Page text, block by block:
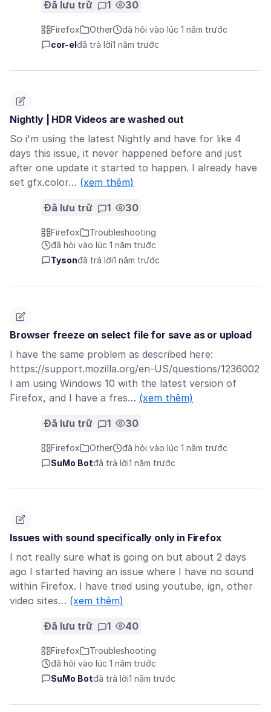
Đã lưu trữ 1 30
Firefox Other
đã hỏi vào lúc 1 năm trước
cor-el đã trả lời1 năm trước
Nightly | HDR Videos are washed out
So i'm using the latest Nightly and have for like 4
days this issue, it never happened before and just
after one update it started to happen. I already have
set gfx.color… (xem thêm)
Đã lưu trữ 1 30
Firefox
Troubleshooting
đã hỏi vào lúc 1 năm trước
Tysonđã trả lời1 năm trước
Browser freeze on select file for save as or upload
I have the same problem as described here:
https://support.mozilla.org/en-US/questions/1236002
I am using Windows 10 with the latest version of
Firefox, and I have a fres… (xem thêm)
Đã lưu trữ 1 30
Firefox Other
đã hỏi vào lúc 1 năm trước
SuMo Botđã trả lời1 năm trước
Issues with sound specifically only in Firefox
I not really sure what is going on but about 2 days
ago I started having an issue where I have no sound
within Firefox. I have tried using youtube, ign, other
video sites… (xem thêm)
Đã lưu trữ 1 40
Firefox
Troubleshooting
đã hỏi vào lúc 1 năm trước
SuMo Botđã trả lời1 năm trước